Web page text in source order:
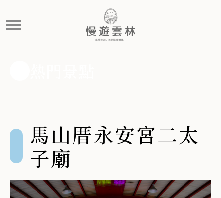
馬山厝永安宮二太子廟
馬山厝傳奇 永安宮位於東勢鄉四美村，主祀太子元帥與保
馬山厝永安宮二太
子廟